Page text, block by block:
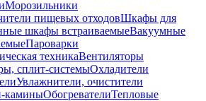
Морозильники
пищевых отходовШкафы для
шкафы встраиваемыеВакуумные
Пароварки
техникаВентиляторы
сплит-системыОхладители
Увлажнители, очистители
каминыОбогревателиТепловые